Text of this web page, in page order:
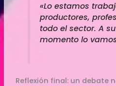
«Lo estamos
productores,
todo el sector. A
momento lo
Reflexión final: un debate